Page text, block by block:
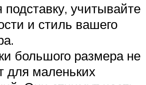
учитывайте
и стиль вашего
большого размера не
для маленьких